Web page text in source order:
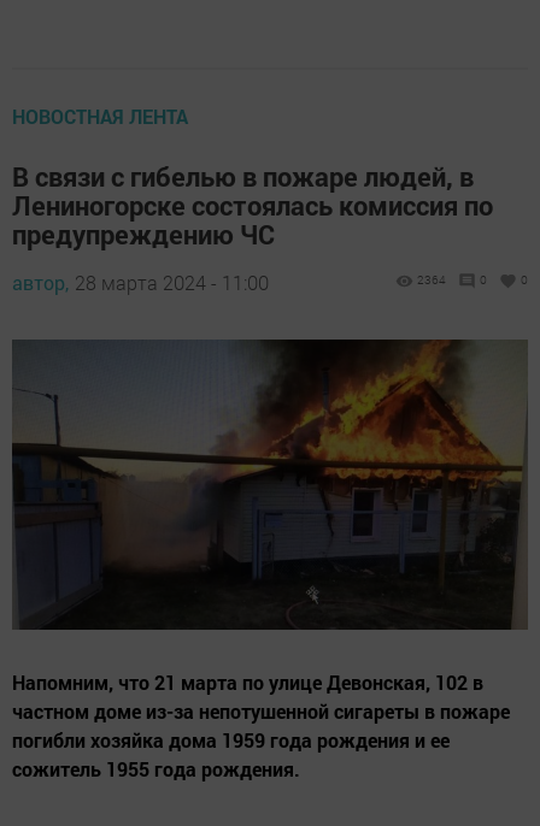
НОВОСТНАЯ ЛЕНТА
В связи с гибелью в пожаре людей, в
Лениногорске состоялась комиссия по
предупреждению ЧС
автор, 28 марта 2024 - 11:00 2364 0 0
Напомним, что 21 марта по улице Девонская, 102 в
частном доме из-за непотушенной сигареты в пожаре
погибли хозяйка дома 1959 года рождения и ее
сожитель 1955 года рождения.